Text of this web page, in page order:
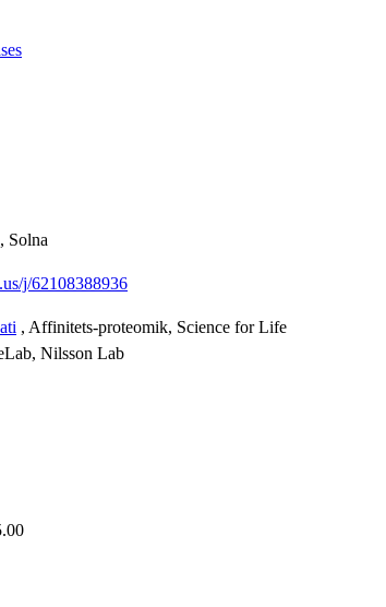
Solna
j/62108388936
, Affinitets-proteomik, Science for Life
Nilsson Lab